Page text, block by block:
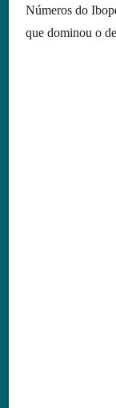
Números do
que dominou o